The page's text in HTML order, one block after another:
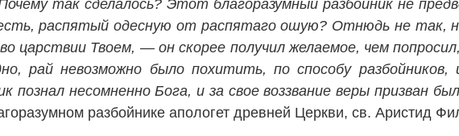
так сделалось? Этот благоразумный разбойник не
распятый одесную от распятаго ошую? Отнюдь не так,
царствии Твоем, — он скорее получил желаемое, чем
рай невозможно было похитить, по способу разбойников,
несомненно Бога, и за свое воззвание веры призван
разбойнике апологет древней Церкви, св. Аристид